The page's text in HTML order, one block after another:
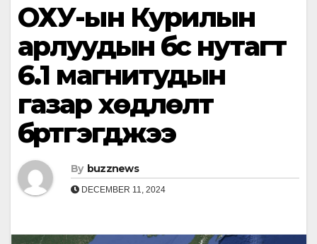
ОХУ-ын Курилын
арлуудын бүс нутагт
6.1 магнитудын
газар хөдлөлт
бүртгэгджээ
By buzznews
DECEMBER 11, 2024